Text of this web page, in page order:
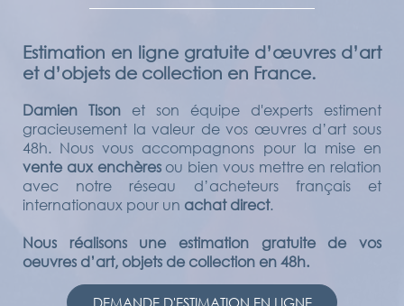
Estimation en ligne gratuite d’œuvres d’art
et d’objets de collection en France.
Damien Tison et son équipe d'experts estiment
gracieusement la valeur de vos œuvres d’art sous
48h. Nous vous accompagnons pour la mise en
vente aux enchèresou bien vous mettre en relation
avec notre réseau d’acheteurs français et
internationaux pour un achat direct.
Nous réalisons une estimation gratuite de vos
oeuvres d’art, objets de collection en 48h.
DEMANDE D'ESTIMATION EN LIGNE